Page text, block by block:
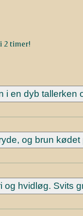
2 timer!
i en dyb tallerken
og brun
og hvidløg. Svits